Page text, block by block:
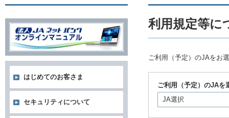
利用規定等に
ご利用（予定）のJAをお
ご利用（予定）のJAを
JA選択
はじめてのお客さま
セキュリティについて